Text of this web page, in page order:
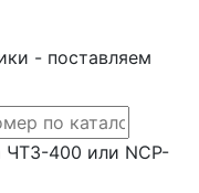
- поставляем
ЧТЗ-400 или NCP-